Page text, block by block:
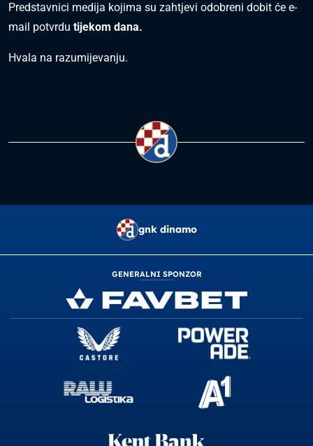
Predstavnici medija kojima su zahtjevi odobreni dobit će e-
mail potvrdu tijekom dana.
Hvala na razumijevanju.
gnk dinamo
GENERALNI SPONZOR